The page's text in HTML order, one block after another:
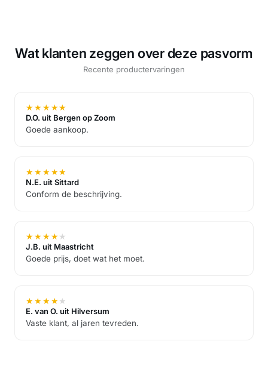
Wat klanten zeggen over deze pasvorm
Recente productervaringen
★★★★★
D.O. uit Bergen op Zoom
Goede aankoop.
★★★★★
N.E. uit Sittard
Conform de beschrijving.
★★★★★
J.B. uit Maastricht
Goede prijs, doet wat het moet.
★★★★★
E. van O. uit Hilversum
Vaste klant, al jaren tevreden.